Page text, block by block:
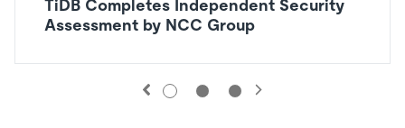
TiDB Completes Independent Security
Assessment by NCC Group